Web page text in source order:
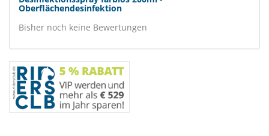
Oberflächendesinfektion
Bisher noch keine Bewertungen